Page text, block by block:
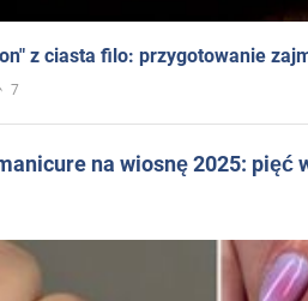
z ciasta filo: przygotowanie
7
na wiosnę 2025: pięć